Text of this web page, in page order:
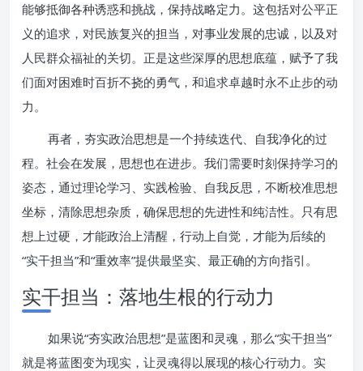
能够抵御各种诱惑和挑战，保持战略定力。这包括对公平正
义的追求，对民族复兴的担当，对事业发展的忠诚，以及对
人民群众福祉的关切。正是这些深厚的思想底蕴，赋予了我
们面对困难时百折不挠的勇气，和追求卓越时永不止步的动
力。
再者，夯实政治思想是一个持续迭代、自我净化的过
程。社会在发展，思想也在进步。我们需要时刻保持学习的
姿态，通过理论学习、实践检验、自我反思，不断校准思想
坐标，清除思想杂质，确保思想的先进性和纯洁性。只有思
想上过硬，才能政治上清醒，行动上自觉，才能为后续的
“实干担当”和“重效率”提供最坚实、最正确的方向指引。
实干担当：落地生根的行动力
如果说“夯实政治思想”是蓝图和灵魂，那么“实干担当”
就是将蓝图变为现实，让灵魂得以展现的核心行动力。实